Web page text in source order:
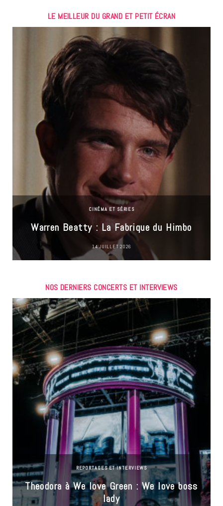
LE MEILLEUR DU GRAND ET PETIT ÉCRAN
CINÉMA ET SÉRIES
Warren Beatty : La Fabrique du Himbo
14 JUILLET 2026
NOS DERNIERS CONCERTS ET INTERVIEWS
REPORTAGES ET INTERVIEWS
Theodora à We love Green : We love boss
lady